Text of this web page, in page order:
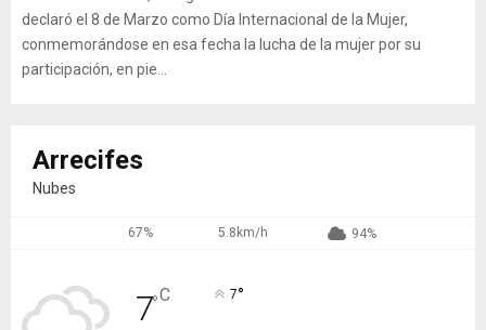
declaró el 8 de Marzo como Día Internacional de la Mujer,
conmemorándose en esa fecha la lucha de la mujer por su
participación, en pie...
Arrecifes
Nubes
67% 5.8km/h 94%
7°C 7°